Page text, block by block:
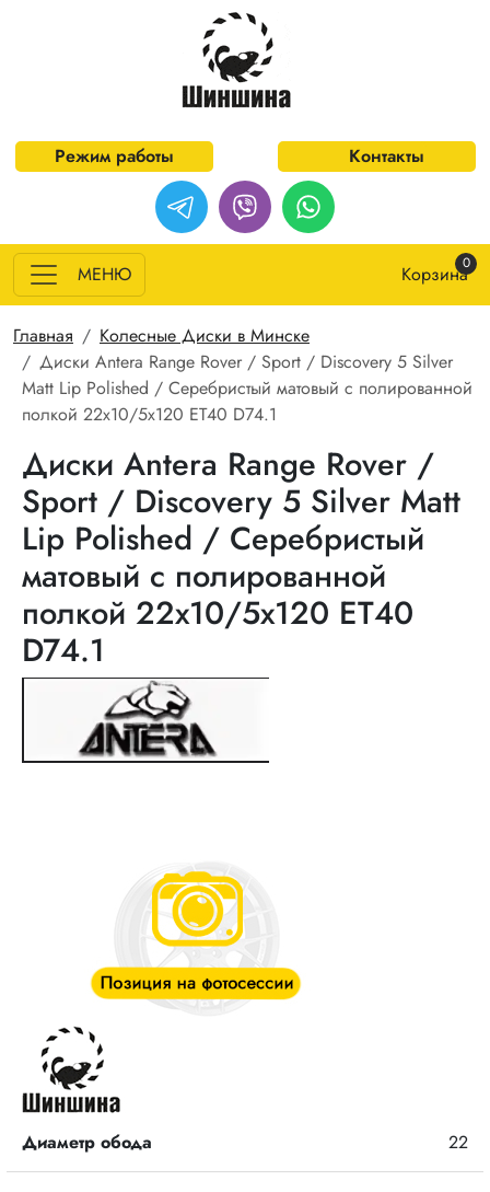
Перейти к основному содержанию
Режим работы Контакты
МЕНЮ Корзина0
Строка навигации
Главная
Колесные Диски в Минске
Диски Antera Range Rover / Sport / Discovery 5 Silver
Matt Lip Polished / Серебристый матовый с полированной
полкой 22x10/5x120 ET40 D74.1
Диски Antera Range Rover /
Sport / Discovery 5 Silver Matt
Lip Polished / Серебристый
матовый с полированной
полкой 22x10/5x120 ET40
D74.1
Диаметр обода 22